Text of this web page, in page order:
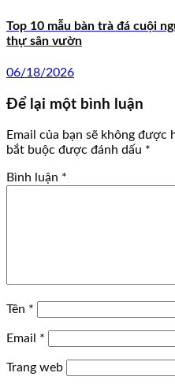
Top 10 mẫu bàn trà đá cuội
thự sân vườn
06/18/2026
Để lại một bình luận
Email của bạn sẽ không được
bắt buộc được đánh dấu *
Bình luận *
Tên *
Email *
Trang web